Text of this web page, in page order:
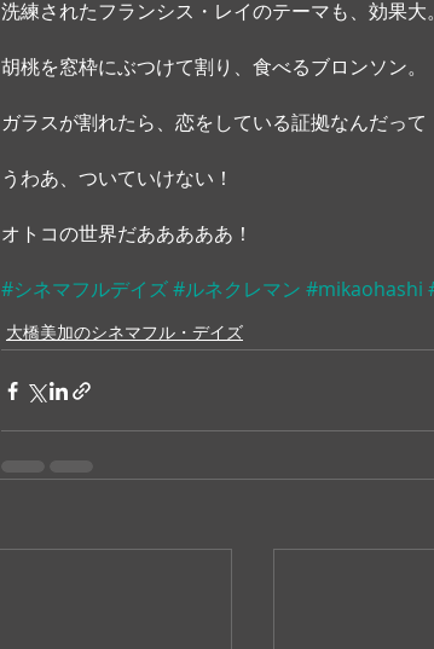
洗練されたフランシス・レイのテーマも、効果大。
胡桃を窓枠にぶつけて割り、食べるブロンソン。
ガラスが割れたら、恋をしている証拠なんだって
うわあ、ついていけない！
オトコの世界だあああああ！
#シネマフルデイズ#ルネクレマン #mikaohashi
大橋美加のシネマフル・デイズ